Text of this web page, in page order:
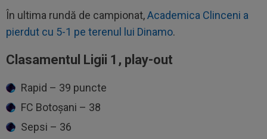
În ultima rundă de campionat,Academica Clinceni a
pierdut cu 5-1 pe terenul lui Dinamo.
Clasamentul Ligii 1, play-out
Rapid – 39 puncte
FC Botoșani – 38
Sepsi – 36